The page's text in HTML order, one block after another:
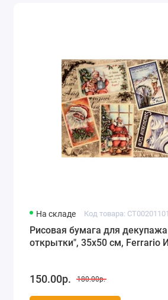
На складе Код товара:
Рисовая бумага для
открытки", 35х50 см, Ferrario
150.00р. 180.00р.